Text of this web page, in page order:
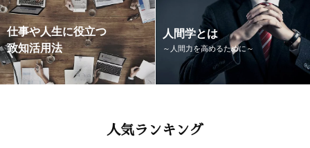
仕事や人生に役立つ
致知活用法
人間学とは
～人間力を高めるために～
人気ランキング